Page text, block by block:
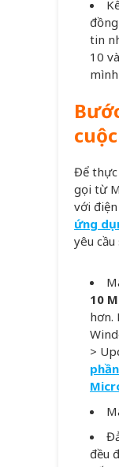
tin
10
Để thực
gọi từ
với
ứng
yêu cầu
10
hơn.
>
đều